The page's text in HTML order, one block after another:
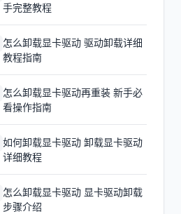
手完整教程
怎么卸载显卡驱动 驱动卸载详细
教程指南
怎么卸载显卡驱动再重装 新手必
看操作指南
如何卸载显卡驱动 卸载显卡驱动
详细教程
怎么卸载显卡驱动 显卡驱动卸载
步骤介绍